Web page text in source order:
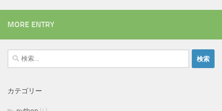
MORE ENTRY
検
索:
カテゴリー